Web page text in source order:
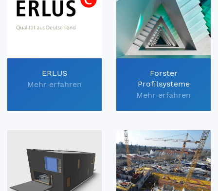
ERLUS
Mehr erfahren
Forster
Profilsysteme
Mehr erfahren